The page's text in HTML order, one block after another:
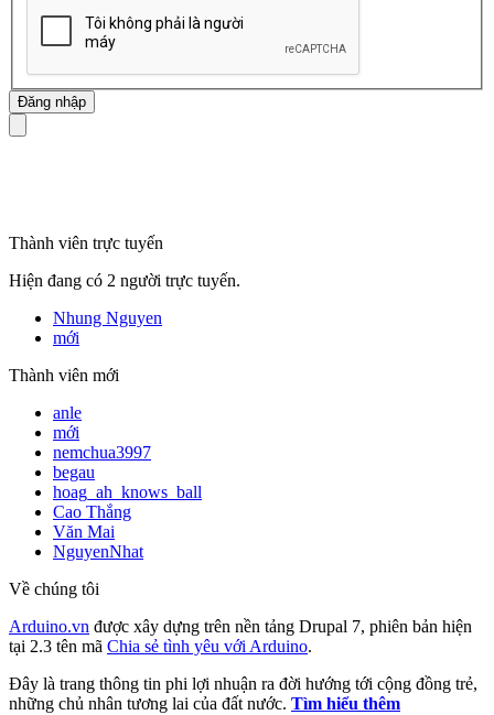
Thành viên trực tuyến
Hiện đang có 2 người trực tuyến.
Nhung Nguyen
mới
Thành viên mới
anle
mới
nemchua3997
begau
hoag_ah_knows_ball
Cao Thắng
Văn Mai
NguyenNhat
Về chúng tôi
Arduino.vn được xây dựng trên nền tảng Drupal 7, phiên bản hiện
tại 2.3 tên mã Chia sẻ tình yêu với Arduino.
Đây là trang thông tin phi lợi nhuận ra đời hướng tới cộng đồng trẻ,
những chủ nhân tương lai của đất nước. Tìm hiểu thêm